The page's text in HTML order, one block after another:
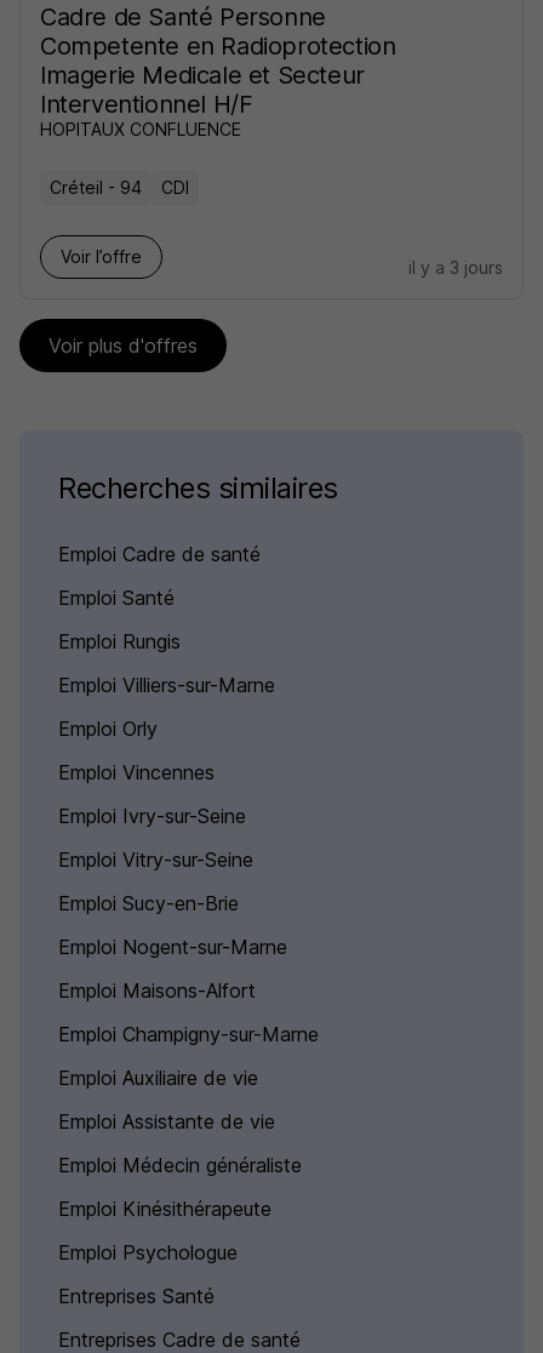
Cadre de Santé Personne
Competente en Radioprotection
Imagerie Medicale et Secteur
Interventionnel H/F
HOPITAUX CONFLUENCE
Créteil - 94 CDI
Voir l’offre
il y a 3 jours
Voir plus d'offres
Recherches similaires
Emploi Cadre de santé
Emploi Santé
Emploi Rungis
Emploi Villiers-sur-Marne
Emploi Orly
Emploi Vincennes
Emploi Ivry-sur-Seine
Emploi Vitry-sur-Seine
Emploi Sucy-en-Brie
Emploi Nogent-sur-Marne
Emploi Maisons-Alfort
Emploi Champigny-sur-Marne
Emploi Auxiliaire de vie
Emploi Assistante de vie
Emploi Médecin généraliste
Emploi Kinésithérapeute
Emploi Psychologue
Entreprises Santé
Entreprises Cadre de santé